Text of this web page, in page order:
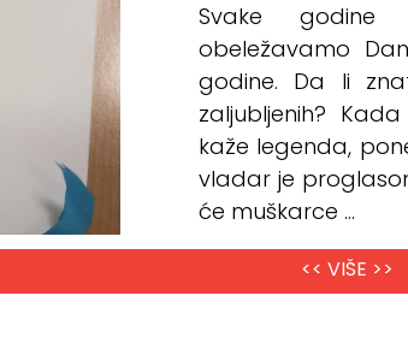
Svake godine
obeležavamo
godine. Da li
zaljubljenih?
kaže legenda,
vladar je
će muškarce ...
<< VIŠE >>